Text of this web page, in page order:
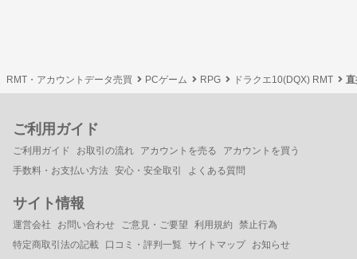
RMT・アカウントデータ売買 PCゲーム RPG ドラクエ10(DQX) RMT
ご利用ガイド
ご利用ガイド お取引の流れ アカウントを売る
アカウントを買う
手数料・お支払い方法 安心・安全取引 よくある質問
サイト情報
運営会社 お問い合わせ ご意見・ご要望 利用規約
禁止行為
特定商取引法の記載
口コミ・評判一覧 サイトマップ お知らせ